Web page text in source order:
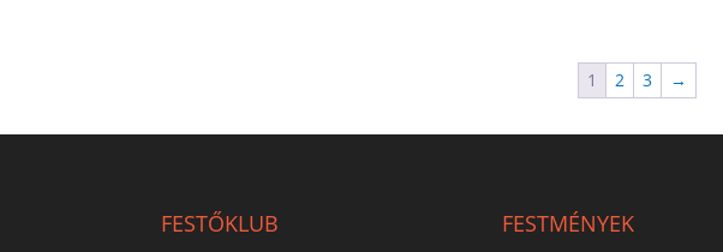
1 2 3 →
FESTŐKLUB FESTMÉNYEK